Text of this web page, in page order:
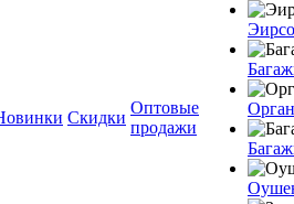
Скидки
Оптовые
продажи